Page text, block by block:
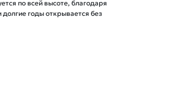
по всей высоте, благодаря
годы открывается без